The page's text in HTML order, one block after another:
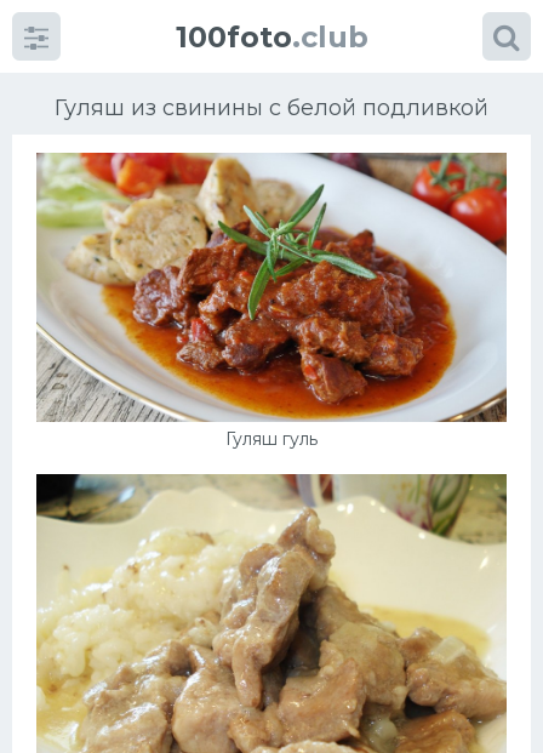
100foto.club
Гуляш из свинины с белой подливкой
Гуляш гуль
Категориикартинок
Супы
Мясные блюда
Салат
Десерт
Напитки
Дизайн комнаты